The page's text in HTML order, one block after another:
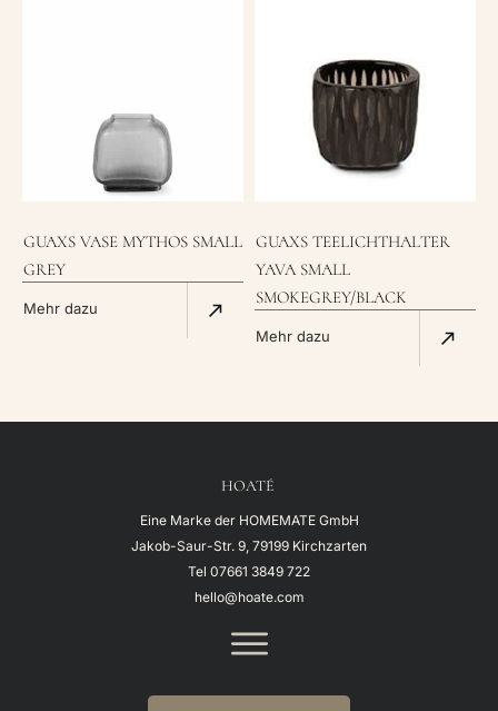
GUAXS VASE MYTHOS SMALL
GREY
Mehr dazu
GUAXS TEELICHTHALTER
YAVA SMALL
SMOKEGREY/BLACK
Mehr dazu
HOATÉ
Eine Marke der HOMEMATE GmbH
Jakob-Saur-Str. 9, 79199 Kirchzarten
Tel 07661 3849 722
hello@hoate.com